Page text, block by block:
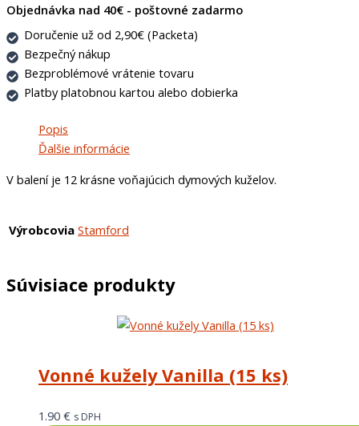
Objednávka nad 40€ - poštovné zadarmo
Doručenie už od 2,90€ (Packeta)
Bezpečný nákup
Bezproblémové vrátenie tovaru
Platby platobnou kartou alebo dobierka
Popis
Ďalšie informácie
V balení je 12 krásne voňajúcich dymových kuželov.
Výrobcovia Stamford
Súvisiace produkty
Vonné kužely Vanilla (15 ks)
1.90 € s DPH